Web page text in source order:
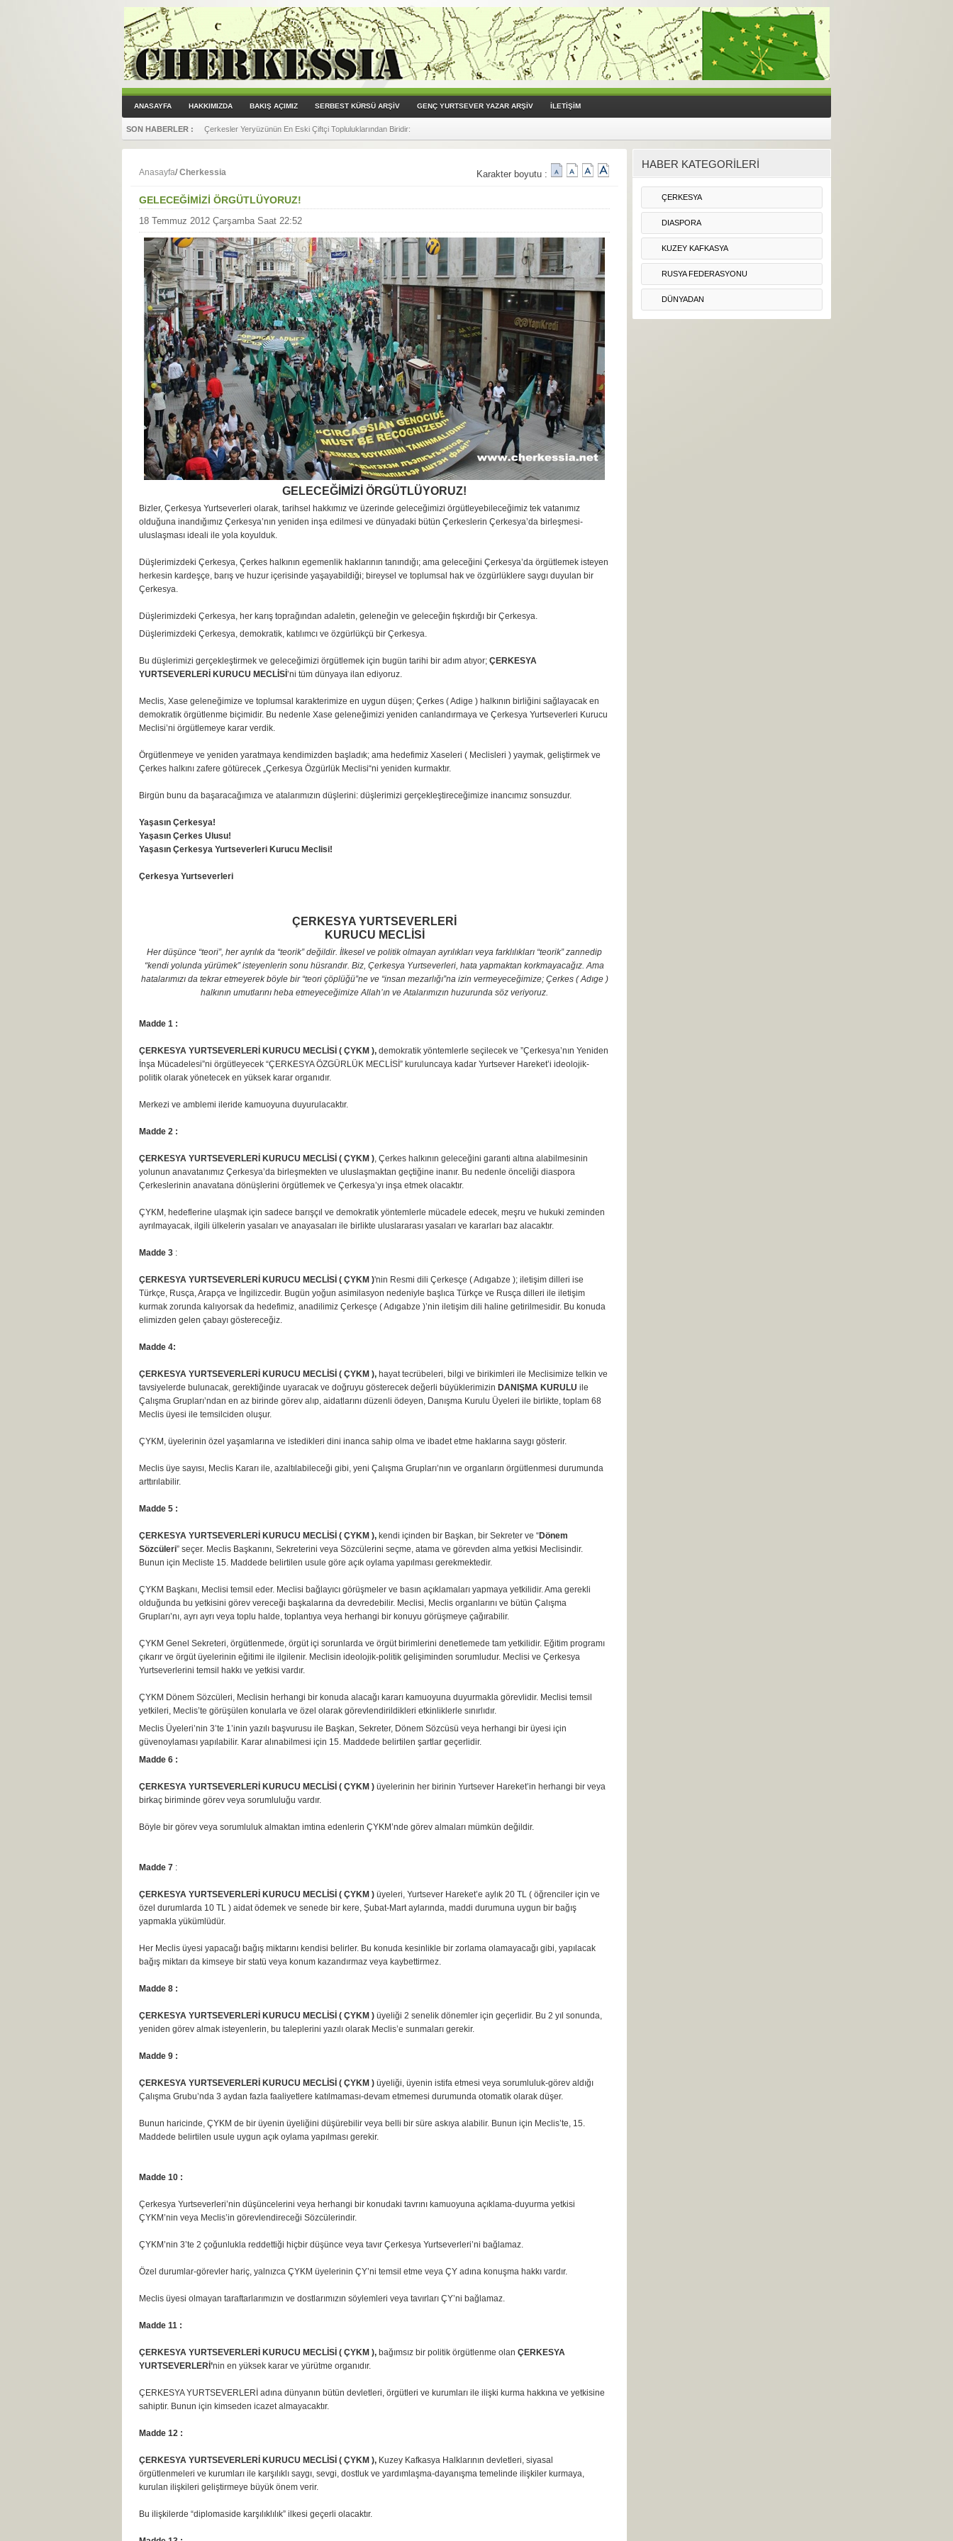
ANASAYFA HAKKIMIZDA BAKIŞ AÇIMIZ SERBEST KÜRSÜ ARŞİV GENÇ YURTSEVER YAZAR ARŞİV İLETİŞİM
SON HABERLER : Yandex Translate, Çerkesçe (Batı diyalekti) Çeviri Yapmaya Başladı!
Anasayfa/Cherkessia Karakter boyutu :
GELECEĞİMİZİ ÖRGÜTLÜYORUZ!
18 Temmuz 2012 Çarşamba Saat 22:52
GELECEĞİMİZİ ÖRGÜTLÜYORUZ!
Bizler, Çerkesya Yurtseverleri olarak, tarihsel hakkımız ve üzerinde geleceğimizi örgütleyebileceğimiz tek vatanımız
olduğuna inandığımız Çerkesya’nın yeniden inşa edilmesi ve dünyadaki bütün Çerkeslerin Çerkesya’da birleşmesi-
uluslaşması ideali ile yola koyulduk.
Düşlerimizdeki Çerkesya, Çerkes halkının egemenlik haklarının tanındığı; ama geleceğini Çerkesya’da örgütlemek isteyen
herkesin kardeşçe, barış ve huzur içerisinde yaşayabildiği; bireysel ve toplumsal hak ve özgürlüklere saygı duyulan bir
Çerkesya.
Düşlerimizdeki Çerkesya, her karış toprağından adaletin, geleneğin ve geleceğin fışkırdığı bir Çerkesya.
Düşlerimizdeki Çerkesya, demokratik, katılımcı ve özgürlükçü bir Çerkesya.
Bu düşlerimizi gerçekleştirmek ve geleceğimizi örgütlemek için bugün tarihi bir adım atıyor; ÇERKESYA
YURTSEVERLERİ KURUCU MECLİSİ ’ni tüm dünyaya ilan ediyoruz.
Meclis, Xase geleneğimize ve toplumsal karakterimize en uygun düşen; Çerkes ( Adige ) halkının birliğini sağlayacak en
demokratik örgütlenme biçimidir. Bu nedenle Xase geleneğimizi yeniden canlandırmaya ve Çerkesya Yurtseverleri Kurucu
Meclisi’ni örgütlemeye karar verdik.
Örgütlenmeye ve yeniden yaratmaya kendimizden başladık; ama hedefimiz Xaseleri ( Meclisleri ) yaymak, geliştirmek ve
Çerkes halkını zafere götürecek „Çerkesya Özgürlük Meclisi“ni yeniden kurmaktır.
Birgün bunu da başaracağımıza ve atalarımızın düşlerini: düşlerimizi gerçekleştireceğimize inancımız sonsuzdur.
Yaşasın Çerkesya!
Yaşasın Çerkes Ulusu!
Yaşasın Çerkesya Yurtseverleri Kurucu Meclisi!
Çerkesya Yurtseverleri
ÇERKESYA YURTSEVERLERİ
KURUCU MECLİSİ
Her düşünce “teori”, her ayrılık da “teorik” değildir. İlkesel ve politik olmayan ayrılıkları veya farklılıkları “teorik” zannedip
“kendi yolunda yürümek” isteyenlerin sonu hüsrandır. Biz, Çerkesya Yurtseverleri, hata yapmaktan korkmayacağız. Ama
hatalarımızı da tekrar etmeyerek böyle bir “teori çöplüğü”ne ve “insan mezarlığı”na izin vermeyeceğimize; Çerkes ( Adıge )
halkının umutlarını heba etmeyeceğimize Allah’ın ve Atalarımızın huzurunda söz veriyoruz.
Madde 1 :
ÇERKESYA YURTSEVERLERİ KURUCU MECLİSİ ( ÇYKM ), demokratik yöntemlerle seçilecek ve ”Çerkesya’nın Yeniden
İnşa Mücadelesi”ni örgütleyecek “ÇERKESYA ÖZGÜRLÜK MECLİSİ” kuruluncaya kadar Yurtsever Hareket’i ideolojik-
politik olarak yönetecek en yüksek karar organıdır.
Merkezi ve amblemi ileride kamuoyuna duyurulacaktır.
Madde 2 :
ÇERKESYA YURTSEVERLERİ KURUCU MECLİSİ ( ÇYKM ), Çerkes halkının geleceğini garanti altına alabilmesinin
yolunun anavatanımız Çerkesya’da birleşmekten ve uluslaşmaktan geçtiğine inanır. Bu nedenle önceliği diaspora
Çerkeslerinin anavatana dönüşlerini örgütlemek ve Çerkesya’yı inşa etmek olacaktır.
ÇYKM, hedeflerine ulaşmak için sadece barışçıl ve demokratik yöntemlerle mücadele edecek, meşru ve hukuki zeminden
ayrılmayacak, ilgili ülkelerin yasaları ve anayasaları ile birlikte uluslararası yasaları ve kararları baz alacaktır.
Madde 3 :
ÇERKESYA YURTSEVERLERİ KURUCU MECLİSİ ( ÇYKM )'nin Resmi dili Çerkesçe ( Adıgabze ); iletişim dilleri ise
Türkçe, Rusça, Arapça ve İngilizcedir. Bugün yoğun asimilasyon nedeniyle başlıca Türkçe ve Rusça dilleri ile iletişim
kurmak zorunda kalıyorsak da hedefimiz, anadilimiz Çerkesçe ( Adıgabze )’nin iletişim dili haline getirilmesidir. Bu konuda
elimizden gelen çabayı göstereceğiz.
Madde 4:
ÇERKESYA YURTSEVERLERİ KURUCU MECLİSİ ( ÇYKM ), hayat tecrübeleri, bilgi ve birikimleri ile Meclisimize telkin ve
tavsiyelerde bulunacak, gerektiğinde uyaracak ve doğruyu gösterecek değerli büyüklerimizin DANIŞMA KURULU ile
Çalışma Grupları’ndan en az birinde görev alıp, aidatlarını düzenli ödeyen, Danışma Kurulu Üyeleri ile birlikte, toplam 68
Meclis üyesi ile temsilciden oluşur.
ÇYKM, üyelerinin özel yaşamlarına ve istedikleri dini inanca sahip olma ve ibadet etme haklarına saygı gösterir.
Meclis üye sayısı, Meclis Kararı ile, azaltılabileceği gibi, yeni Çalışma Grupları’nın ve organların örgütlenmesi durumunda
arttırılabilir.
Madde 5 :
ÇERKESYA YURTSEVERLERİ KURUCU MECLİSİ ( ÇYKM ), kendi içinden bir Başkan, bir Sekreter ve “Dönem
Sözcüleri” seçer. Meclis Başkanını, Sekreterini veya Sözcülerini seçme, atama ve görevden alma yetkisi Meclisindir.
Bunun için Mecliste 15. Maddede belirtilen usule göre açık oylama yapılması gerekmektedir.
ÇYKM Başkanı, Meclisi temsil eder. Meclisi bağlayıcı görüşmeler ve basın açıklamaları yapmaya yetkilidir. Ama gerekli
olduğunda bu yetkisini görev vereceği başkalarına da devredebilir. Meclisi, Meclis organlarını ve bütün Çalışma
Grupları’nı, ayrı ayrı veya toplu halde, toplantıya veya herhangi bir konuyu görüşmeye çağırabilir.
ÇYKM Genel Sekreteri, örgütlenmede, örgüt içi sorunlarda ve örgüt birimlerini denetlemede tam yetkilidir. Eğitim programı
çıkarır ve örgüt üyelerinin eğitimi ile ilgilenir. Meclisin ideolojik-politik gelişiminden sorumludur. Meclisi ve Çerkesya
Yurtseverlerini temsil hakkı ve yetkisi vardır.
ÇYKM Dönem Sözcüleri, Meclisin herhangi bir konuda alacağı kararı kamuoyuna duyurmakla görevlidir. Meclisi temsil
yetkileri, Meclis’te görüşülen konularla ve özel olarak görevlendirildikleri etkinliklerle sınırlıdır.
Meclis Üyeleri’nin 3’te 1’inin yazılı başvurusu ile Başkan, Sekreter, Dönem Sözcüsü veya herhangi bir üyesi için
güvenoylaması yapılabilir. Karar alınabilmesi için 15. Maddede belirtilen şartlar geçerlidir.
Madde 6 :
ÇERKESYA YURTSEVERLERİ KURUCU MECLİSİ ( ÇYKM ) üyelerinin her birinin Yurtsever Hareket’in herhangi bir veya
birkaç biriminde görev veya sorumluluğu vardır.
Böyle bir görev veya sorumluluk almaktan imtina edenlerin ÇYKM’nde görev almaları mümkün değildir.
Madde 7 :
ÇERKESYA YURTSEVERLERİ KURUCU MECLİSİ ( ÇYKM ) üyeleri, Yurtsever Hareket’e aylık 20 TL ( öğrenciler için ve
özel durumlarda 10 TL ) aidat ödemek ve senede bir kere, Şubat-Mart aylarında, maddi durumuna uygun bir bağış
yapmakla yükümlüdür.
Her Meclis üyesi yapacağı bağış miktarını kendisi belirler. Bu konuda kesinlikle bir zorlama olamayacağı gibi, yapılacak
bağış miktarı da kimseye bir statü veya konum kazandırmaz veya kaybettirmez.
Madde 8 :
ÇERKESYA YURTSEVERLERİ KURUCU MECLİSİ ( ÇYKM ) üyeliği 2 senelik dönemler için geçerlidir. Bu 2 yıl sonunda,
yeniden görev almak isteyenlerin, bu taleplerini yazılı olarak Meclis’e sunmaları gerekir.
Madde 9 :
ÇERKESYA YURTSEVERLERİ KURUCU MECLİSİ ( ÇYKM ) üyeliği, üyenin istifa etmesi veya sorumluluk-görev aldığı
Çalışma Grubu’nda 3 aydan fazla faaliyetlere katılmaması-devam etmemesi durumunda otomatik olarak düşer.
Bunun haricinde, ÇYKM de bir üyenin üyeliğini düşürebilir veya belli bir süre askıya alabilir. Bunun için Meclis’te, 15.
Maddede belirtilen usule uygun açık oylama yapılması gerekir.
Madde 10 :
Çerkesya Yurtseverleri’nin düşüncelerini veya herhangi bir konudaki tavrını kamuoyuna açıklama-duyurma yetkisi
ÇYKM’nin veya Meclis’in görevlendireceği Sözcülerindir.
ÇYKM’nin 3’te 2 çoğunlukla reddettiği hiçbir düşünce veya tavır Çerkesya Yurtseverleri’ni bağlamaz.
Özel durumlar-görevler hariç, yalnızca ÇYKM üyelerinin ÇY’ni temsil etme veya ÇY adına konuşma hakkı vardır.
Meclis üyesi olmayan taraftarlarımızın ve dostlarımızın söylemleri veya tavırları ÇY’ni bağlamaz.
Madde 11 :
ÇERKESYA YURTSEVERLERİ KURUCU MECLİSİ ( ÇYKM ), bağımsız bir politik örgütlenme olan ÇERKESYA
YURTSEVERLERİ’nin en yüksek karar ve yürütme organıdır.
ÇERKESYA YURTSEVERLERİ adına dünyanın bütün devletleri, örgütleri ve kurumları ile ilişki kurma hakkına ve yetkisine
sahiptir. Bunun için kimseden icazet almayacaktır.
Madde 12 :
ÇERKESYA YURTSEVERLERİ KURUCU MECLİSİ ( ÇYKM ), Kuzey Kafkasya Halklarının devletleri, siyasal
örgütlenmeleri ve kurumları ile karşılıklı saygı, sevgi, dostluk ve yardımlaşma-dayanışma temelinde ilişkiler kurmaya,
kurulan ilişkileri geliştirmeye büyük önem verir.
Bu ilişkilerde “diplomaside karşılıklılık” ilkesi geçerli olacaktır.
HABER KATEGORİLERİ
ÇERKESYA
DIASPORA
KUZEY KAFKASYA
RUSYA FEDERASYONU
DÜNYADAN